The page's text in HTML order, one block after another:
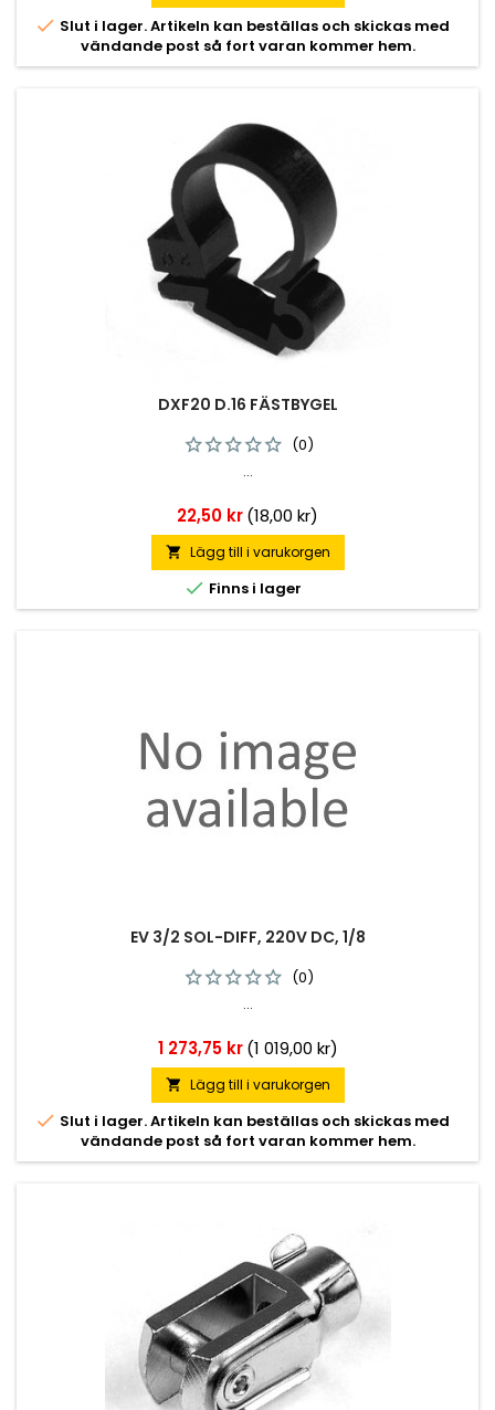
 Slut i lager. Artikeln kan beställas och skickas med
vändande post så fort varan kommer hem.
DXF20 D.16 FÄSTBYGEL
(0)
...
Pris
22,50 kr(18,00 kr)
 Lägg till i varukorgen
 Finns i lager
EV 3/2 SOL-DIFF, 220V DC, 1/8
(0)
...
Pris
1 273,75 kr (1 019,00 kr)
 Lägg till i varukorgen
 Slut i lager. Artikeln kan beställas och skickas med
vändande post så fort varan kommer hem.